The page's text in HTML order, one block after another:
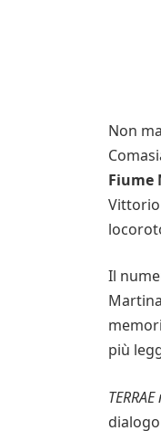
Non
Fiume
Vittorio
Il
più